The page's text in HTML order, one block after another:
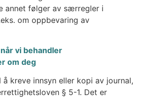
annet følger av særregler i
om oppbevaring av
vi behandler
om deg
kreve innsyn eller kopi av journal,
§ 5-1. Det er